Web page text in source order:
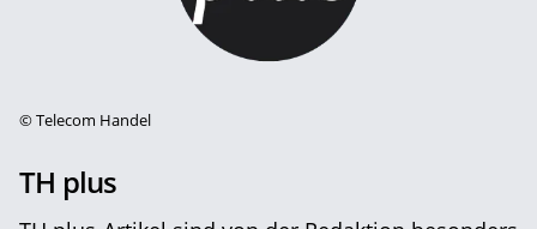
©Telecom Handel
TH plus